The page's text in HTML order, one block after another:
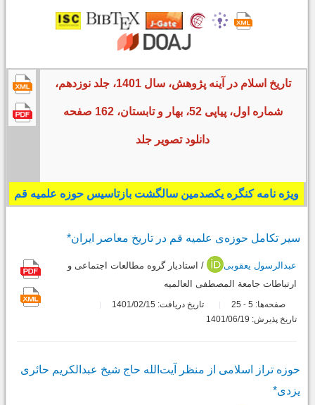
تاریخ اسلام در آینه پژوهش، سال 1401، جلد نوزدهم،
شماره اول، پیاپی 52، بهار و تابستان، 162 صفحه
دانلود تصویر جلد
ويژه نامه كنگره يكصدمين سالگشت بازتاسيس حوزه علميه قم
سیر تکامل حوزه‌ی علمیه قم در تاریخ معاصر ایران*
عبدالرسول یعقوبی
/ استادیار گروه مطالعات اجتماعی و
ارتباطات جامعة المصطفی العالمیه
صفحه‌ها: 5
-
تاریخ دریافت: 1401/02/15
تاریخ پذیرش: 1401/06/19
حوزه تراز اسلامی از منظر آیت‌‌الله حاج شیخ عبدالکریم حائری
یزدی*